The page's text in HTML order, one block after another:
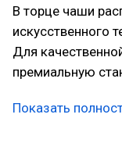
В торце чаши
искусственного
Для
премиальную
Показать